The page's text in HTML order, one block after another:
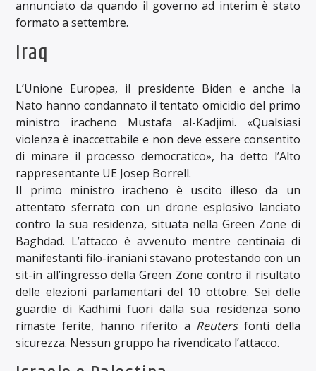
annunciato da quando il governo ad interim è stato
formato a settembre.
Iraq
L’Unione Europea, il presidente Biden e anche la
Nato hanno condannato il tentato omicidio del primo
ministro iracheno Mustafa al-Kadjimi. «Qualsiasi
violenza è inaccettabile e non deve essere consentito
di minare il processo democratico», ha detto l’Alto
rappresentante UE Josep Borrell.
Il primo ministro iracheno è uscito illeso da un
attentato sferrato con un drone esplosivo lanciato
contro la sua residenza, situata nella Green Zone di
Baghdad. L’attacco è avvenuto mentre centinaia di
manifestanti filo-iraniani stavano protestando con un
sit-in all’ingresso della Green Zone contro il risultato
delle elezioni parlamentari del 10 ottobre. Sei delle
guardie di Kadhimi fuori dalla sua residenza sono
rimaste ferite, hanno riferito a Reutersfonti della
sicurezza. Nessun gruppo ha rivendicato l’attacco.